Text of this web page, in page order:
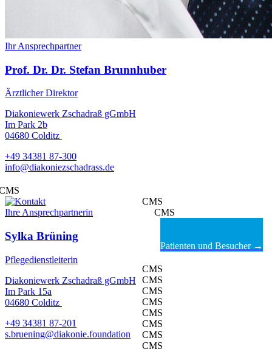
Ihr Ansprechpartner
Prof. Dr. Dr. Stefan Brunnhuber
Ärztlicher Direktor
Diakoniewerk Zschadraß gGmbH
Im Park 2b
04680 Colditz
+49 34381 87-300
info@diakoniezschadrass.de
Ihre Ansprechpartnerin
Sylka Brüning
Pflegedienstleiterin
Diakoniewerk Zschadraß gGmbH
Im Park 15a
04680 Colditz
+49 34381 87-201
s.bruening@diakonie.foundation
CMS
CMS
Patienten und Besucher →
CMS
CMS
CMS
CMS
CMS
CMS
CMS
CMS